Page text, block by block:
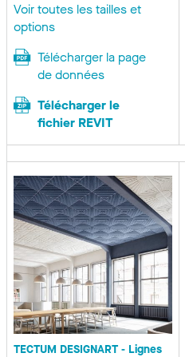
Voir toutes les tailles et
options
Télécharger la page
de données
Télécharger le
fichier REVIT
TECTUM DESIGNART - Lignes